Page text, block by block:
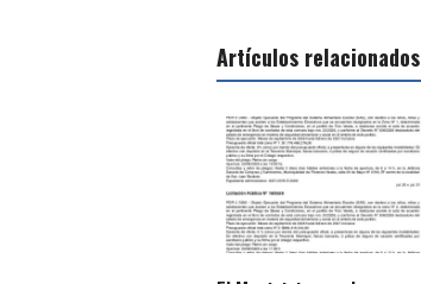
Artículos relacionados